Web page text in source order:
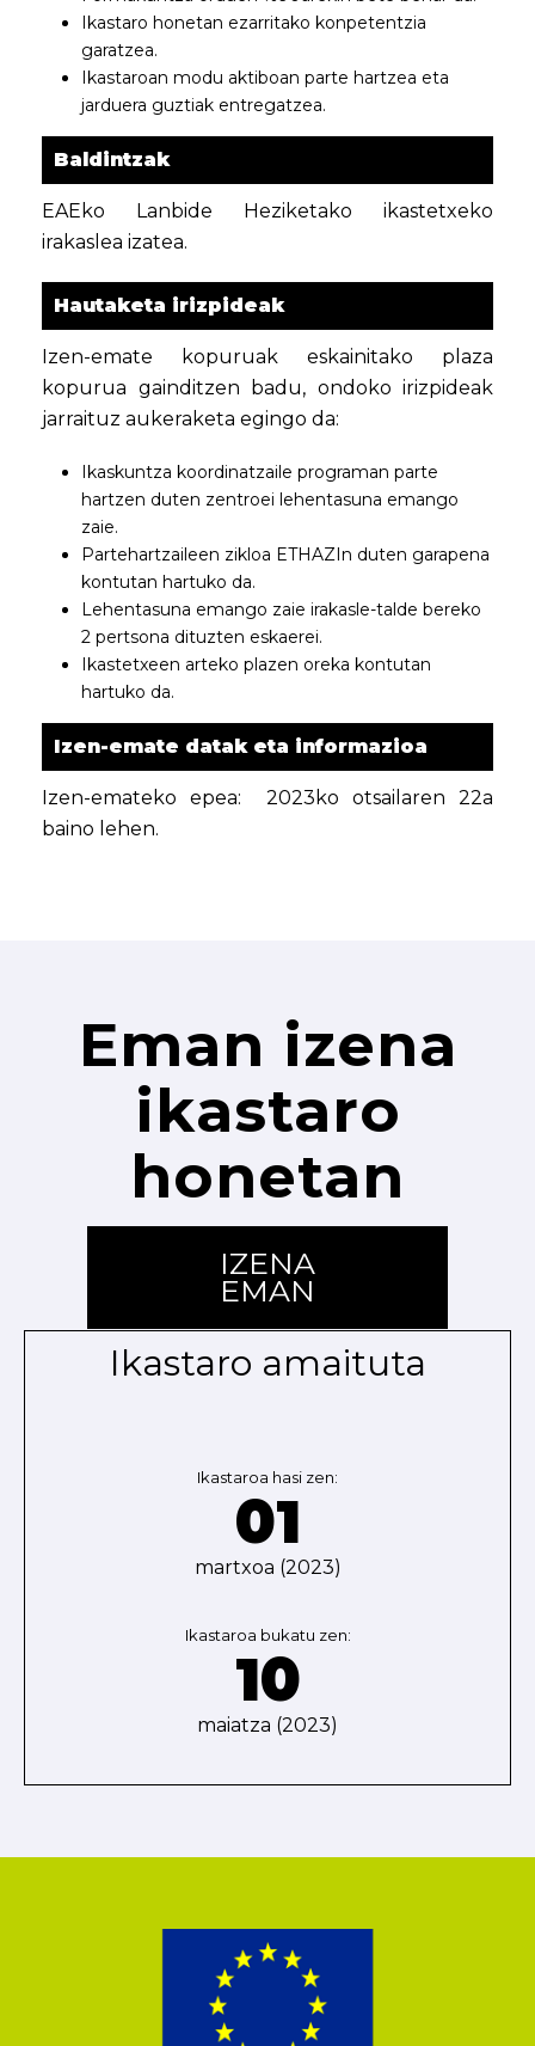
Ikastaro honetan ezarritako konpetentzia
garatzea.
Ikastaroan modu aktiboan parte hartzea eta
jarduera guztiak entregatzea.
Baldintzak
EAEko Lanbide Heziketako ikastetxeko
irakaslea izatea.
Hautaketa irizpideak
Izen-emate kopuruak eskainitako plaza
kopurua gainditzen badu, ondoko irizpideak
jarraituz aukeraketa egingo da:
Ikaskuntza koordinatzaile programan parte
hartzen duten zentroei lehentasuna emango
zaie.
Partehartzaileen zikloa ETHAZIn duten garapena
kontutan hartuko da.
Lehentasuna emango zaie irakasle-talde bereko
2 pertsona dituzten eskaerei.
Ikastetxeen arteko plazen oreka kontutan
hartuko da.
Izen-emate datak eta informazioa
Izen-emateko epea: 2023ko otsailaren 22a
baino lehen.
Eman izena
ikastaro
honetan
IZENA
EMAN
Ikastaro amaituta
Ikastaroa hasi zen:
01
martxoa (2023)
Ikastaroa bukatu zen:
10
maiatza (2023)